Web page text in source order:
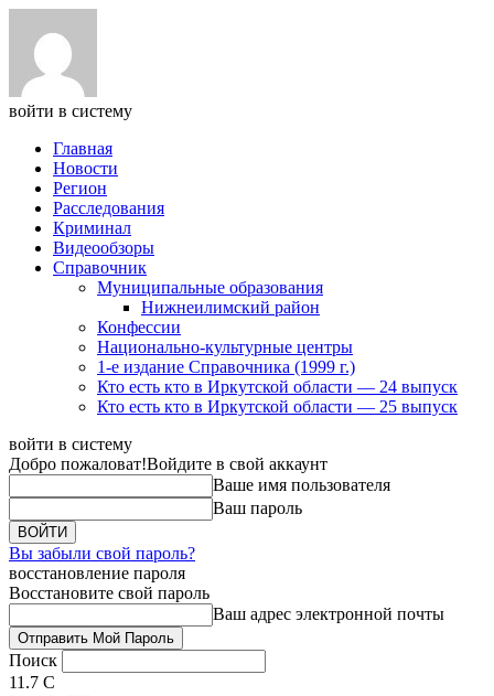
войти в систему
Главная
Новости
Регион
Расследования
Криминал
Видеообзоры
Справочник
Муниципальные образования
Нижнеилимский район
Конфессии
Национально-культурные центры
1-е издание Справочника (1999 г.)
Кто есть кто в Иркутской области — 24 выпуск
Кто есть кто в Иркутской области — 25 выпуск
войти в систему
Добро пожаловат!Войдите в свой аккаунт
Ваше имя пользователя
Ваш пароль
Вы забыли свой пароль?
восстановление пароля
Восстановите свой пароль
Ваш адрес электронной почты
Поиск
11.7 C